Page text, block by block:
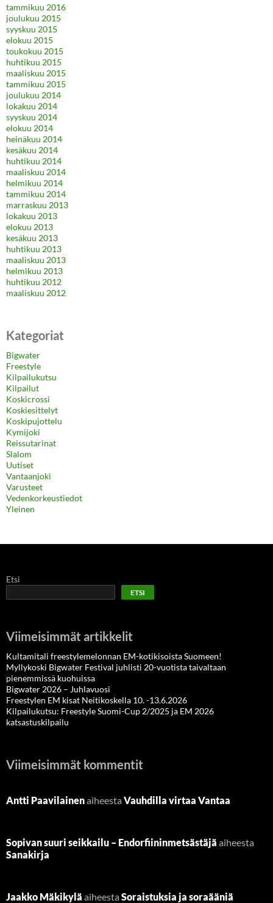
tammikuu 2016
joulukuu 2015
syyskuu 2015
elokuu 2015
toukokuu 2015
huhtikuu 2015
maaliskuu 2015
tammikuu 2015
joulukuu 2014
lokakuu 2014
syyskuu 2014
elokuu 2014
heinäkuu 2014
kesäkuu 2014
huhtikuu 2014
maaliskuu 2014
helmikuu 2014
tammikuu 2014
marraskuu 2013
lokakuu 2013
elokuu 2013
kesäkuu 2013
huhtikuu 2013
maaliskuu 2013
helmikuu 2013
huhtikuu 2012
maaliskuu 2012
Kategoriat
Bigwater
Freestyle
Kilpailukutsu
Kilpailut
Koskicrossi
Koskiesittelyt
Koskipujottelu
Kymijoki
Reissutarinat
Slalom
Uutiset
Vantaanjoki
Varusteet
Vedenkorkeustiedot
Yleinen
Etsi
ETSI
Viimeisimmät artikkelit
Kultamitali freestylemelonnan EM-kotikisoista Suomeen!
Myllykoski Bigwater Festival juhlisti 20-vuotista taivaltaan
pienemmissä kuohuissa
Bigwater 2026 – Juhlavuosi
Freestylen EM kisat Neitikoskella 10. -13.6.2026
Kilpailukutsu: Freestyle Suomi-Cup 2/2025 ja EM 2026
katsastuskilpailu
Viimeisimmät kommentit
Antti Paavilainenaiheesta Vauhdilla virtaa Vantaa
Sopivan suuri seikkailu – Endorfiininmetsästäjä aiheesta
Sanakirja
Jaakko Mäkikylä aiheesta Soraistuksia ja soraääniä